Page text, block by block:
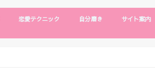
恋愛テクニック
モテしぐさ
恋愛テクニック
自分磨き
ファッション・メイク
自分磨き
出会い
漫画・エンタメ
サイト案内
サイトマップ
ライター紹介
お問い合わせ